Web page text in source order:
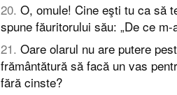
20. O, omule! Cine eşti tu ca să
spune făuritorului său: „De ce m-
21. Oare olarul nu are putere
frământătură să facă un vas
fără cinste?